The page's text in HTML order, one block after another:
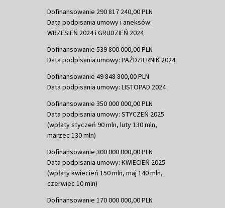
Dofinansowanie 290 817 240,00 PLN
Data podpisania umowy i aneksów:
WRZESIEŃ 2024 i GRUDZIEŃ 2024
Dofinansowanie 539 800 000,00 PLN
Data podpisania umowy: PAŹDZIERNIK 2024
Dofinansowanie 49 848 800,00 PLN
Data podpisania umowy: LISTOPAD 2024
Dofinansowanie 350 000 000,00 PLN
Data podpisania umowy: STYCZEŃ 2025
(wpłaty styczeń 90 mln, luty 130 mln,
marzec 130 mln)
Dofinansowanie 300 000 000,00 PLN
Data podpisania umowy: KWIECIEŃ 2025
(wpłaty kwiecień 150 mln, maj 140 mln,
czerwiec 10 mln)
Dofinansowanie 170 000 000,00 PLN